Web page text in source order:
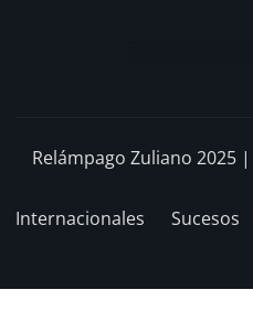
Relámpago Zuliano 2025 |
Internacionales Sucesos